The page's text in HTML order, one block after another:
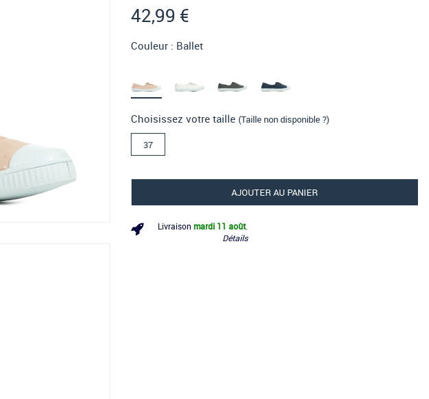
42,99 €
Couleur : Ballet
Choisissez votre taille (Taille non disponible ?)
37
AJOUTER AU PANIER
Livraison mardi 11 août
Détails